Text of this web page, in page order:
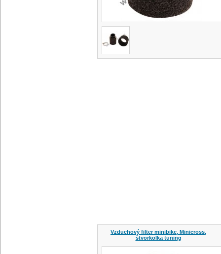
Vzduchový filter minibike, Minicross,
štvorkolka tuning